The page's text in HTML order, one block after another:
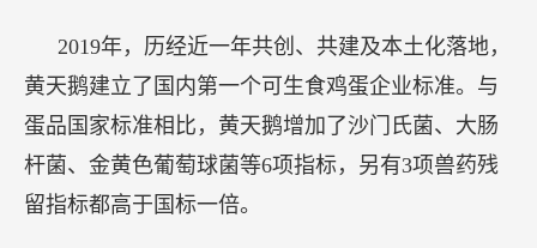
2019年，历经近一年共创、共建及本土化落地，
黄天鹅建立了国内第一个可生食鸡蛋企业标准。与
蛋品国家标准相比，黄天鹅增加了沙门氏菌、大肠
杆菌、金黄色葡萄球菌等6项指标，另有3项兽药残
留指标都高于国标一倍。